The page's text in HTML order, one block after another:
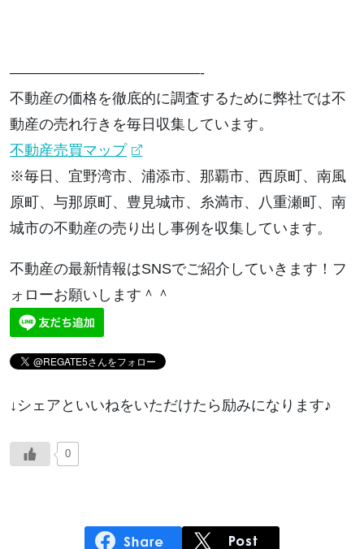
—————————————-
不動産の価格を徹底的に調査するために弊社では不
動産の売れ行きを毎日収集しています。
不動産売買マップ
※毎日、宜野湾市、浦添市、那覇市、西原町、南風
原町、与那原町、豊見城市、糸満市、八重瀬町、南
城市の不動産の売り出し事例を収集しています。
不動産の最新情報はSNSでご紹介していきます！フ
ォローお願いします＾＾
↓シェアといいねをいただけたら励みになります♪
0